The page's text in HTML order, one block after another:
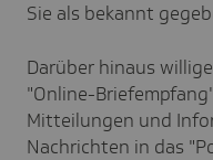
Sie als bekannt
Darüber hinaus
"Online-
Mitteilungen und
Nachrichten in das